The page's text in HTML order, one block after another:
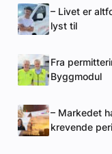
– Livet er
lyst til
Fra
Byggmodul
– Markedet
krevende